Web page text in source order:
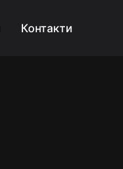
Контакти